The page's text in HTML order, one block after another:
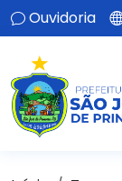
Ouvidoria